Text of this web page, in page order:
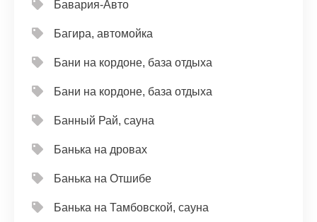
Бавария-Авто
Багира, автомойка
Бани на кордоне, база отдыха
Бани на кордоне, база отдыха
Банный Рай, сауна
Банька на дровах
Банька на Отшибе
Банька на Тамбовской, сауна